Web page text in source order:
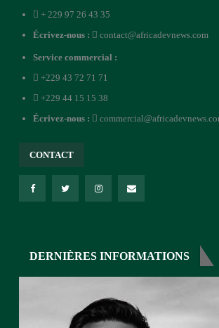
+ 229 97 26 43 35
Écrivez-nous :
contact@africadevnews.com
Service commercial :
+229 43 72 71 71
+229 44 15 15 38
Écrivez-nous :
CONTACT
DERNIÈRES INFORMATIONS